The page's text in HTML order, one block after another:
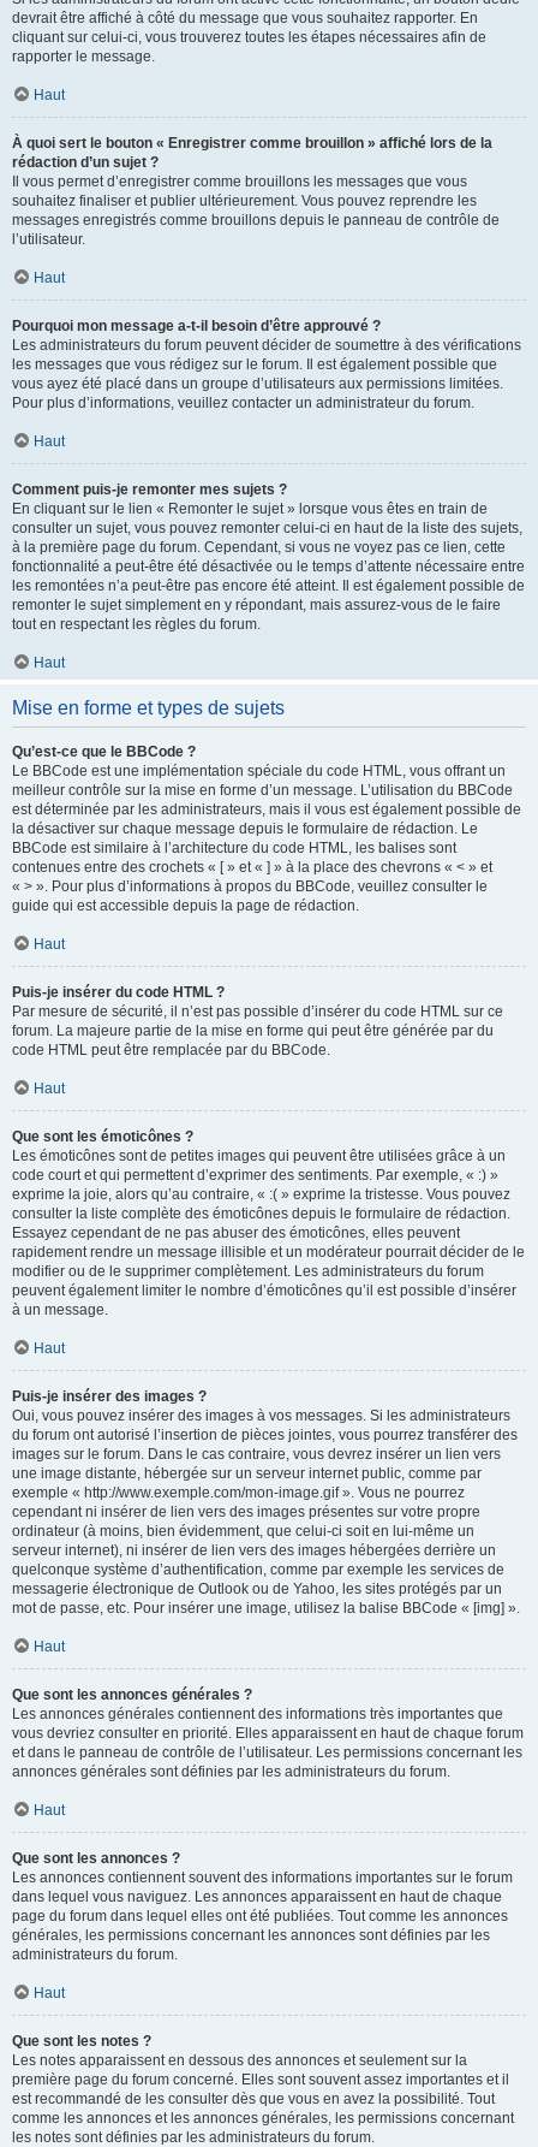
devrait être affiché à côté du message que vous souhaitez rapporter. En
cliquant sur celui-ci, vous trouverez toutes les étapes nécessaires afin de
rapporter le message.
Haut
À quoi sert le bouton « Enregistrer comme brouillon » affiché lors de la
rédaction d’un sujet ?
Il vous permet d’enregistrer comme brouillons les messages que vous
souhaitez finaliser et publier ultérieurement. Vous pouvez reprendre les
messages enregistrés comme brouillons depuis le panneau de contrôle de
l’utilisateur.
Haut
Pourquoi mon message a-t-il besoin d’être approuvé ?
Les administrateurs du forum peuvent décider de soumettre à des vérifications
les messages que vous rédigez sur le forum. Il est également possible que
vous ayez été placé dans un groupe d’utilisateurs aux permissions limitées.
Pour plus d’informations, veuillez contacter un administrateur du forum.
Haut
Comment puis-je remonter mes sujets ?
En cliquant sur le lien « Remonter le sujet » lorsque vous êtes en train de
consulter un sujet, vous pouvez remonter celui-ci en haut de la liste des sujets,
à la première page du forum. Cependant, si vous ne voyez pas ce lien, cette
fonctionnalité a peut-être été désactivée ou le temps d’attente nécessaire entre
les remontées n’a peut-être pas encore été atteint. Il est également possible de
remonter le sujet simplement en y répondant, mais assurez-vous de le faire
tout en respectant les règles du forum.
Haut
Mise en forme et types de sujets
Qu’est-ce que le BBCode ?
Le BBCode est une implémentation spéciale du code HTML, vous offrant un
meilleur contrôle sur la mise en forme d’un message. L’utilisation du BBCode
est déterminée par les administrateurs, mais il vous est également possible de
la désactiver sur chaque message depuis le formulaire de rédaction. Le
BBCode est similaire à l’architecture du code HTML, les balises sont
contenues entre des crochets « [ » et « ] » à la place des chevrons « < » et
« > ». Pour plus d’informations à propos du BBCode, veuillez consulter le
guide qui est accessible depuis la page de rédaction.
Haut
Puis-je insérer du code HTML ?
Par mesure de sécurité, il n’est pas possible d’insérer du code HTML sur ce
forum. La majeure partie de la mise en forme qui peut être générée par du
code HTML peut être remplacée par du BBCode.
Haut
Que sont les émoticônes ?
Les émoticônes sont de petites images qui peuvent être utilisées grâce à un
code court et qui permettent d’exprimer des sentiments. Par exemple, « :) »
exprime la joie, alors qu’au contraire, « :( » exprime la tristesse. Vous pouvez
consulter la liste complète des émoticônes depuis le formulaire de rédaction.
Essayez cependant de ne pas abuser des émoticônes, elles peuvent
rapidement rendre un message illisible et un modérateur pourrait décider de le
modifier ou de le supprimer complètement. Les administrateurs du forum
peuvent également limiter le nombre d’émoticônes qu’il est possible d’insérer
à un message.
Haut
Puis-je insérer des images ?
Oui, vous pouvez insérer des images à vos messages. Si les administrateurs
du forum ont autorisé l’insertion de pièces jointes, vous pourrez transférer des
images sur le forum. Dans le cas contraire, vous devrez insérer un lien vers
une image distante, hébergée sur un serveur internet public, comme par
exemple « http://www.exemple.com/mon-image.gif ». Vous ne pourrez
cependant ni insérer de lien vers des images présentes sur votre propre
ordinateur (à moins, bien évidemment, que celui-ci soit en lui-même un
serveur internet), ni insérer de lien vers des images hébergées derrière un
quelconque système d’authentification, comme par exemple les services de
messagerie électronique de Outlook ou de Yahoo, les sites protégés par un
mot de passe, etc. Pour insérer une image, utilisez la balise BBCode « [img] ».
Haut
Que sont les annonces générales ?
Les annonces générales contiennent des informations très importantes que
vous devriez consulter en priorité. Elles apparaissent en haut de chaque forum
et dans le panneau de contrôle de l’utilisateur. Les permissions concernant les
annonces générales sont définies par les administrateurs du forum.
Haut
Que sont les annonces ?
Les annonces contiennent souvent des informations importantes sur le forum
dans lequel vous naviguez. Les annonces apparaissent en haut de chaque
page du forum dans lequel elles ont été publiées. Tout comme les annonces
générales, les permissions concernant les annonces sont définies par les
administrateurs du forum.
Haut
Que sont les notes ?
Les notes apparaissent en dessous des annonces et seulement sur la
première page du forum concerné. Elles sont souvent assez importantes et il
est recommandé de les consulter dès que vous en avez la possibilité. Tout
comme les annonces et les annonces générales, les permissions concernant
les notes sont définies par les administrateurs du forum.